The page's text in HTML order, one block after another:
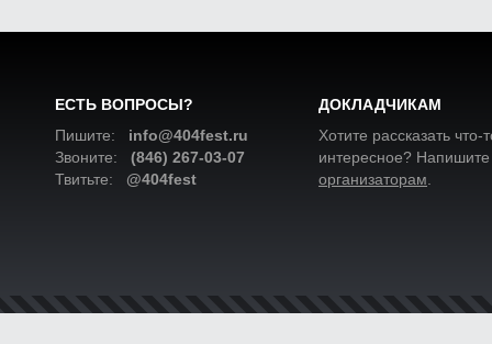
ЕСТЬ ВОПРОСЫ?
Пишите: info@404fest.ru
Звоните: (846) 267-03-07
Твитьте: @404fest
ДОКЛАДЧИКАМ
Хотите рассказать что-
интересное?
организаторам